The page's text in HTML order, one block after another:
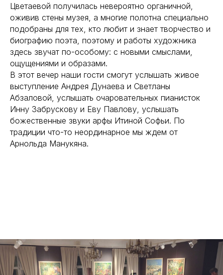
Цветаевой получилась невероятно органичной,
оживив стены музея, а многие полотна специально
подобраны для тех, кто любит и знает творчество и
биографию поэта, поэтому и работы художника
здесь звучат по-особому: с новыми смыслами,
ощущениями и образами.
В этот вечер наши гости смогут услышать живое
выступление Андрея Дунаева и Светланы
Абзаловой, услышать очаровательных пианисток
Инну Забрускову и Еву Павлову, услышать
божественные звуки арфы Итиной Софьи. По
традиции что-то неординарное мы ждем от
Арнольда Манукяна.